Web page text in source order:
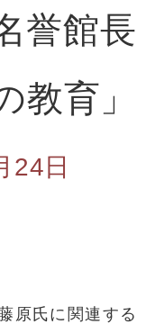
誉館長
教育」
24日
原氏に関連する